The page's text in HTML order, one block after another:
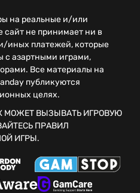
на реальные и/или
сайт не принимает ни в
иных платежей, которые
с азартными играми,
Все материалы на
публикуются
целях.
МОЖЕТ ВЫЗЫВАТЬ ИГРОВУЮ
ПРАВИЛ
ИГРЫ.